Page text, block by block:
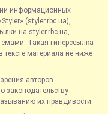
информационных
(styler.rbc.ua),
на styler.rbc.ua,
Такая гиперссылка
материала не ниже
авторов
законодательству
их правдивости.